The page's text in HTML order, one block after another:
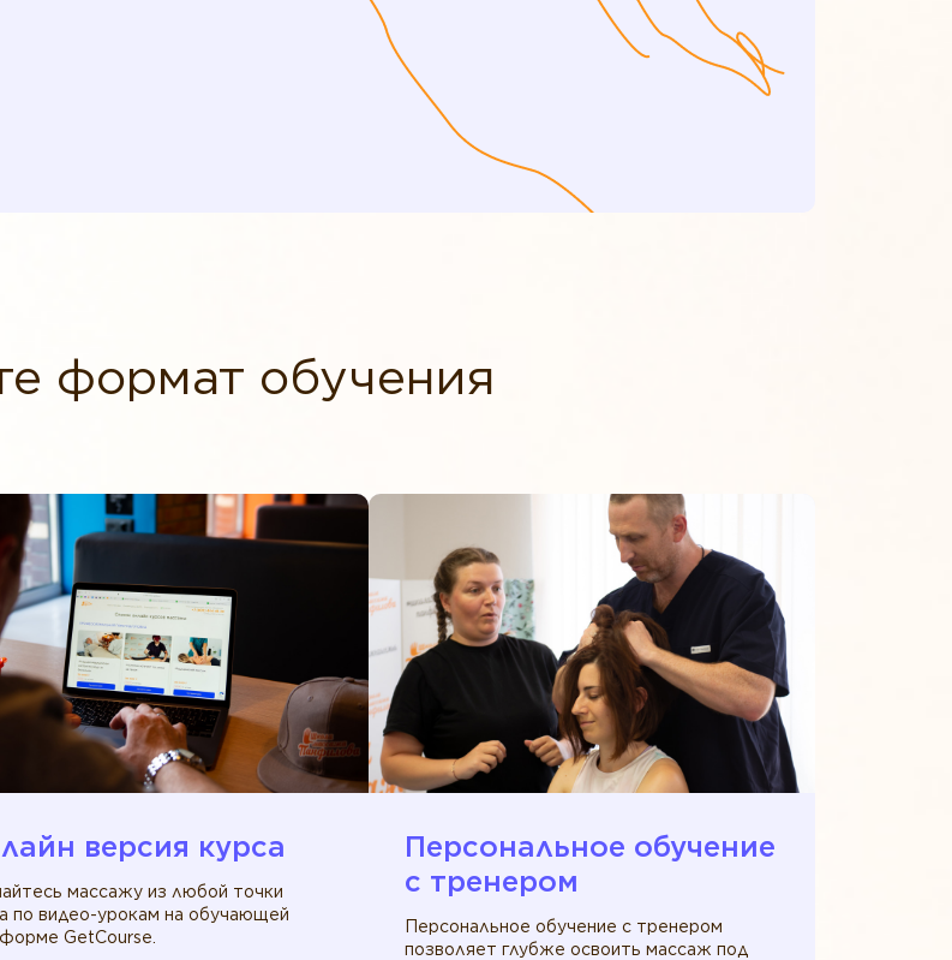
формат обучения
версия курса
массажу из любой точки
по видео-урокам на обучающей
GetCourse.
Персональное обучение
c тренером
Персональное обучение с тренером
позволяет глубже освоить массаж под